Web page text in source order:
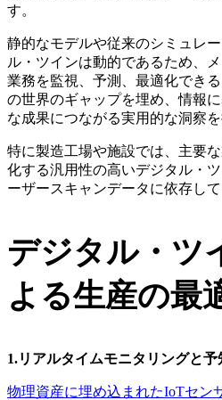
す。
静的なモデルや従来のシミュレ
ル・ツインは動的であるため、
業務を監視、予測、最適化でき
の世界のギャップを埋め、情報
な成果につながる実用的な洞察を
特に製造工場や施設では、主要
化する汎用性の高いデジタル・
ーザースキャンデータに依存して
デジタル・ツ
よる生産の最
1.リアルタイムモニタリングと予
物理資産に埋め込まれたIoTセン